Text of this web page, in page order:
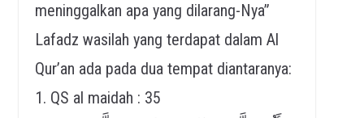
meninggalkan apa yang dilarang-Nya”
Lafadz wasilah yang terdapat dalam Al
Qur’an ada pada dua tempat diantaranya:
1. QS al maidah : 35